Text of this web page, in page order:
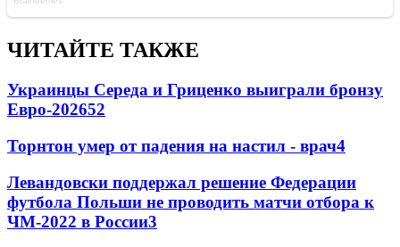
ЧИТАЙТЕ ТАКЖЕ
Украинцы Середа и Гриценко выиграли бронзу
Евро-202652
Торнтон умер от падения на настил - врач4
Левандовски поддержал решение Федерации
футбола Польши не проводить матчи отбора к
ЧМ-2022 в России3